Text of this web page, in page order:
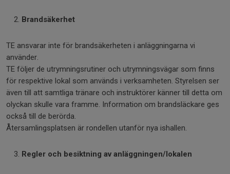
Brandsäkerhet
TE ansvarar inte för brandsäkerheten i anläggningarna vi
använder.
TE följer de utrymningsrutiner och utrymningsvägar som finns
för respektive lokal som används i verksamheten. Styrelsen ser
även till att samtliga tränare och instruktörer känner till detta om
olyckan skulle vara framme. Information om brandsläckare ges
också till de berörda.
Återsamlingsplatsen är rondellen utanför nya ishallen.
Regler och besiktning av anläggningen/lokalen